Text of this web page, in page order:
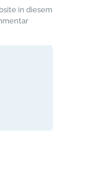
in diesem